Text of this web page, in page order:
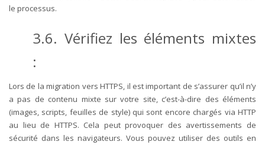
le processus.
3.6. Vérifiez les éléments mixtes
:
Lors de la migration vers HTTPS, il est important de s’assurer qu’il n’y
a pas de contenu mixte sur votre site, c’est-à-dire des éléments
(images, scripts, feuilles de style) qui sont encore chargés via HTTP
au lieu de HTTPS. Cela peut provoquer des avertissements de
sécurité dans les navigateurs. Vous pouvez utiliser des outils en